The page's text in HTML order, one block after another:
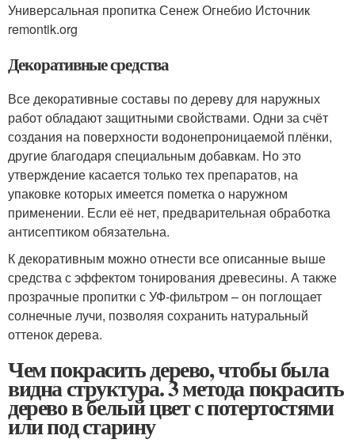
Универсальная пропитка Сенеж Огнебио Источник
remontik.org
Декоративные средства
Все декоративные составы по дереву для наружных
работ обладают защитными свойствами. Одни за счёт
создания на поверхности водонепроницаемой плёнки,
другие благодаря специальным добавкам. Но это
утверждение касается только тех препаратов, на
упаковке которых имеется пометка о наружном
применении. Если её нет, предварительная обработка
антисептиком обязательна.
К декоративным можно отнести все описанные выше
средства с эффектом тонирования древесины. А также
прозрачные пропитки с УФ-фильтром – он поглощает
солнечные лучи, позволяя сохранить натуральный
оттенок дерева.
Чем покрасить дерево, чтобы была
видна структура. 3 метода покрасить
дерево в белый цвет с потертостями
или под старину